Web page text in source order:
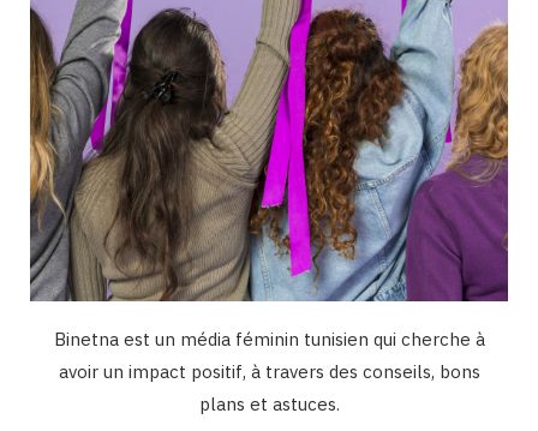
Binetna est un média féminin tunisien qui cherche à
avoir un impact positif, à travers des conseils, bons
plans et astuces.